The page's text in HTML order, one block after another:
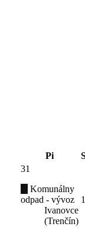
Pi
31
Komunálny
odpad - vývoz
Ivanovce
(Trenčín)
1